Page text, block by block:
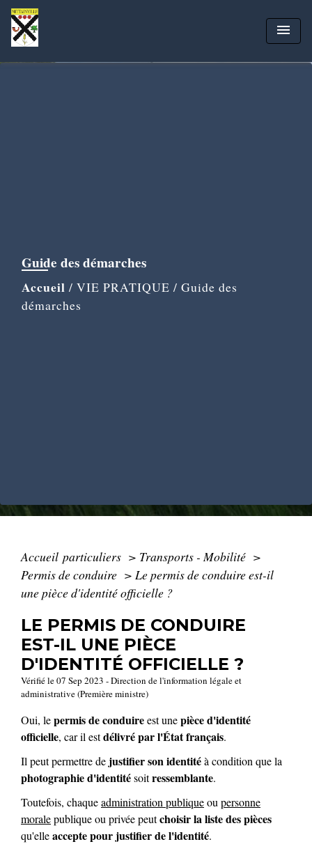
menu
Guide des démarches
Accueil / VIE PRATIQUE / Guide des
démarches
Accueil particuliers > Transports - Mobilité >
Permis de conduire > Le permis de conduire est-il
une pièce d'identité officielle ?
LE PERMIS DE CONDUIRE
EST-IL UNE PIÈCE
D'IDENTITÉ OFFICIELLE ?
Vérifié le 07 Sep 2023 - Direction de l'information légale et
administrative (Première ministre)
Oui, lepermis de conduireest unepièce d'identité
officielle, car il estdélivré par l'État français.
Il peut permettre de justifier son identitéà condition que la
photographie d'identitésoitressemblante.
Toutefois, chaqueadministration publiqueou personne
moralepublique ou privée peutchoisir la liste des pièces
qu'elleacceptepour justifier de l'identité.